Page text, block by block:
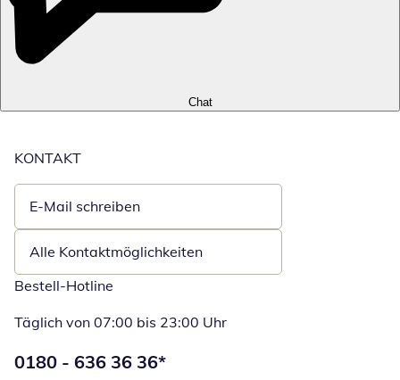
Chat
KONTAKT
E-Mail schreiben
Öffnet E-Mail-Client
Alle Kontaktmöglichkeiten
Bestell-Hotline
Täglich von 07:00 bis 23:00 Uhr
Telefonnummer:
0180 - 636 36 36*